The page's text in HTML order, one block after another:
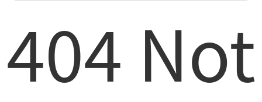
404 Not